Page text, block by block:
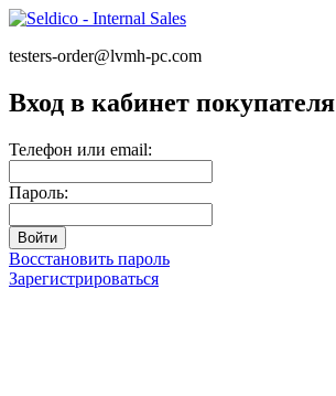
testers-order@lvmh-pc.com
Вход в кабинет покупателя
Телефон или email:
Пароль:
Восстановить пароль
Зарегистрироваться